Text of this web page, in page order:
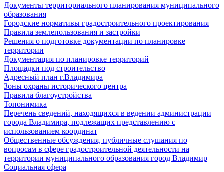
Документы территориального планирования муниципального
образования
Городские нормативы градостроительного проектирования
Правила землепользования и застройки
Решения о подготовке документации по планировке
территории
Документация по планировке территорий
Площадки под строительство
Адресный план г.Владимира
Зоны охраны исторического центра
Правила благоустройства
Топонимика
Перечень сведений, находящихся в ведении администрации
города Владимира, подлежащих представлению с
использованием координат
Общественные обсуждения, публичные слушания по
вопросам в сфере градостроительной деятельности на
территории муниципального образования город Владимир
Социальная сфера